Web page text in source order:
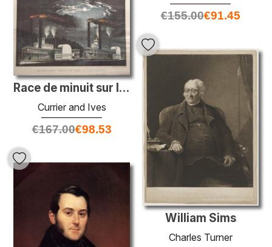
€155.00€91.45
Race de minuit sur le Mississippi
Currier and Ives
€167.00€98.53
William Sims
Charles Turner